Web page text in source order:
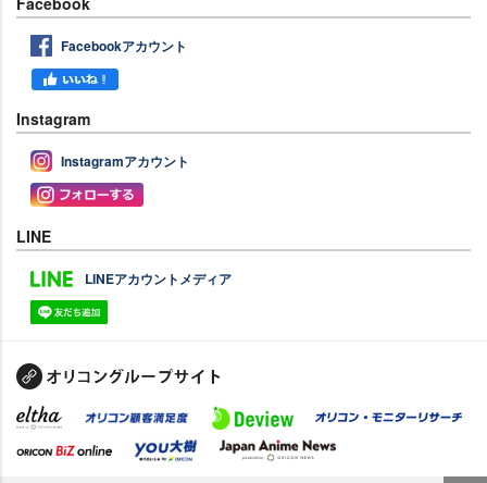
Facebookアカウント
Instagram
Instagramアカウント
LINE
LINEアカウントメディア